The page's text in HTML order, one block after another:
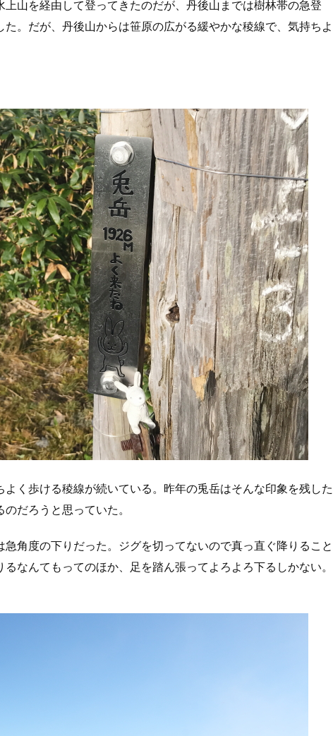
山を経由して登ってきたのだが、丹後山までは樹林帯の急登
。だが、丹後山からは笹原の広がる緩やかな稜線で、気持ちよ
く歩ける稜線が続いている。昨年の兎岳はそんな印象を残した
だろうと思っていた。
角度の下りだった。ジグを切ってないので真っ直ぐ降りること
なんてもってのほか、足を踏ん張ってよろよろ下るしかない。